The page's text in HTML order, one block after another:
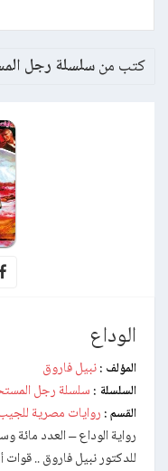
كتب من سلسلة رجل
الوداع
المؤلف : نبيل فاروق
السلسلة : سلسلة رجل
القسم : روايات مصرية
للدكتور نبيل فاروق ..